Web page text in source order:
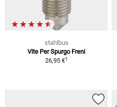
stahlbus
Vite Per Spurgo Freni
26,95 €1